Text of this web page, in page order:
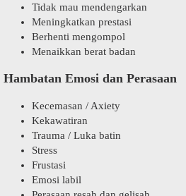
Tidak mau mendengarkan
Meningkatkan prestasi
Berhenti mengompol
Menaikkan berat badan
Hambatan Emosi dan Perasaan
Kecemasan / Axiety
Kekawatiran
Trauma / Luka batin
Stress
Frustasi
Emosi labil